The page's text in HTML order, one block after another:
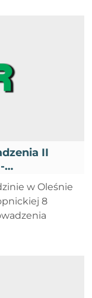
II
- VI
w Oleśnie
8